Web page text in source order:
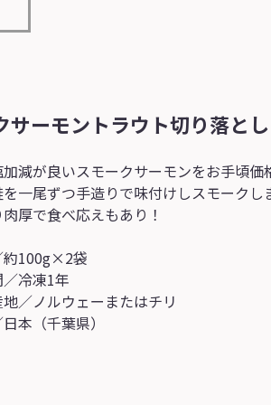
サーモントラウト切り落とし
減が良いスモークサーモンをお手頃価
一尾ずつ手造りで味付けしスモークし
厚で食べ応えもあり！
100g×2袋
冷凍1年
／ノルウェーまたはチリ
本（千葉県）